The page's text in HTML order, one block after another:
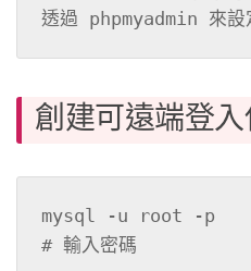
透過 phpmyadmin 來設
創建可遠端登
mysql -u root -p
# 輸入密碼